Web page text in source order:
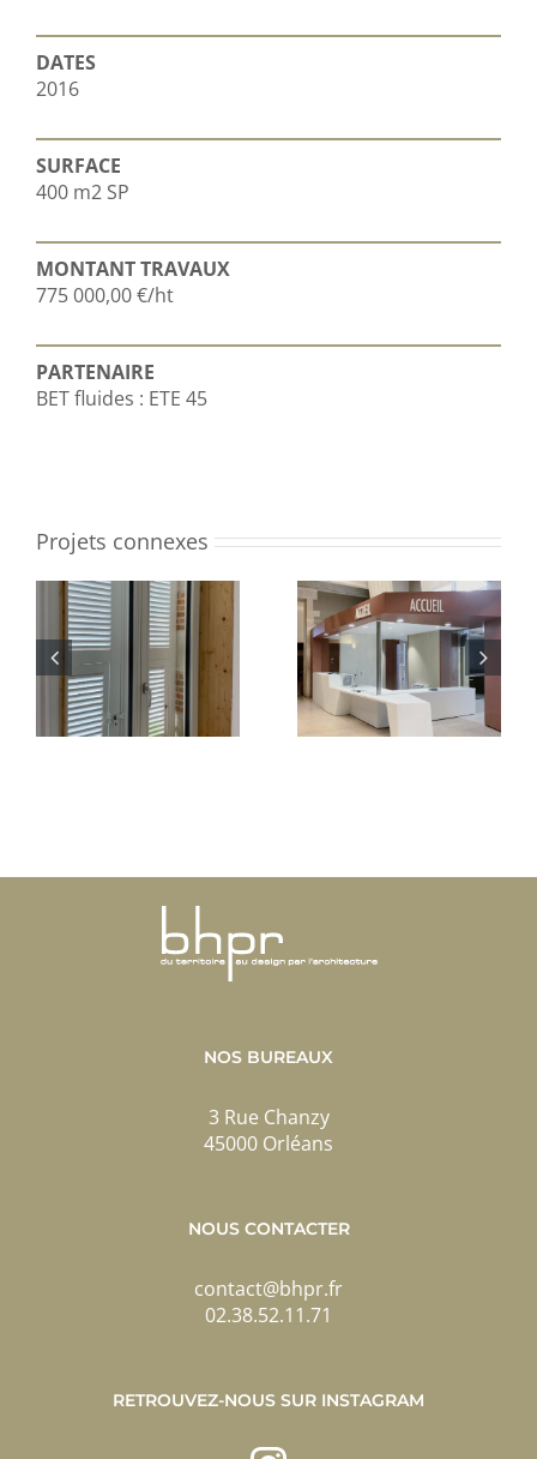
DATES
2016
SURFACE
400 m2 SP
MONTANT TRAVAUX
775 000,00 €/ht
PARTENAIRE
BET fluides : ETE 45
Projets connexes
NOS BUREAUX
3 Rue Chanzy
45000 Orléans
NOUS CONTACTER
contact@bhpr.fr
02.38.52.11.71
RETROUVEZ-NOUS SUR INSTAGRAM